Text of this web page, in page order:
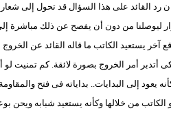
رد القائد على هذا السؤال قد تحول إلى
ليوصلنا من دون أن يفصح عن ذلك مباشرة
آخر يستعيد الكاتب ما قاله القائد عن
أمر الخروج بصورة لائقة. كم تمنيت لو
يعود إلى البدايات.. بداياته فى فتح
الكاتب من خلالها وكأنه يستعيد شبابه ويحن